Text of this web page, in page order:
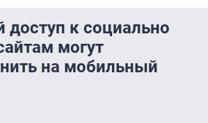
доступ к социально
могут
на мобильный